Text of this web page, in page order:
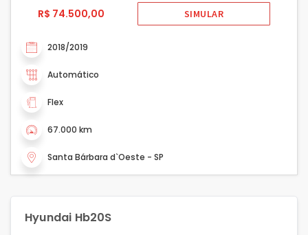
R$ 74.500,00
SIMULAR
2018/2019
Automático
Flex
67.000 km
Santa Bárbara d`Oeste - SP
Hyundai Hb20S